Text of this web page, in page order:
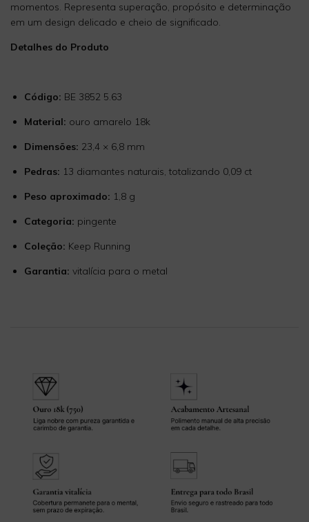
momentos. Representa superação, propósito e determinação
em um design delicado e cheio de significado.
Detalhes do Produto
Código: BE 3852 5.63
Material: ouro amarelo 18k
Dimensões: 23,4 × 6,8 mm
Pedras: 13 diamantes naturais, totalizando 0,09 ct
Peso aproximado: 1,8 g
Categoria: pingente
Coleção: Keep Running
Garantia: vitalícia para o metal